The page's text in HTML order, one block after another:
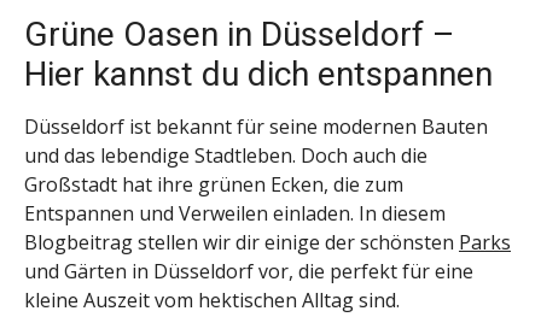
Grüne Oasen in Düsseldorf –
Hier kannst du dich entspannen
Düsseldorf ist bekannt für seine modernen Bauten
und das lebendige Stadtleben. Doch auch die
Großstadt hat ihre grünen Ecken, die zum
Entspannen und Verweilen einladen. In diesem
Blogbeitrag stellen wir dir einige der schönsten Parks
und Gärten in Düsseldorf vor, die perfekt für eine
kleine Auszeit vom hektischen Alltag sind.